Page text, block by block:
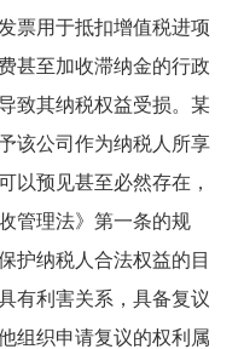
票用于抵扣增值税进项
甚至加收滞纳金的行政
致其纳税权益受损。某
该公司作为纳税人所享
以预见甚至必然存在，
管理法》第一条的规
护纳税人合法权益的目
有利害关系，具备复议
组织申请复议的权利属